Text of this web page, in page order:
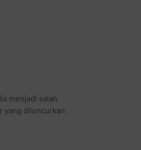
menjadi salah
yang diluncurkan